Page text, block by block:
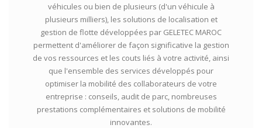
véhicules ou bien de plusieurs (d'un véhicule à
plusieurs milliers), les solutions de localisation et
gestion de flotte développées par GELETEC MAROC
permettent d'améliorer de façon significative la gestion
de vos ressources et les couts liés à votre activité, ainsi
que l'ensemble des services développés pour
optimiser la mobilité des collaborateurs de votre
entreprise : conseils, audit de parc, nombreuses
prestations complémentaires et solutions de mobilité
innovantes.